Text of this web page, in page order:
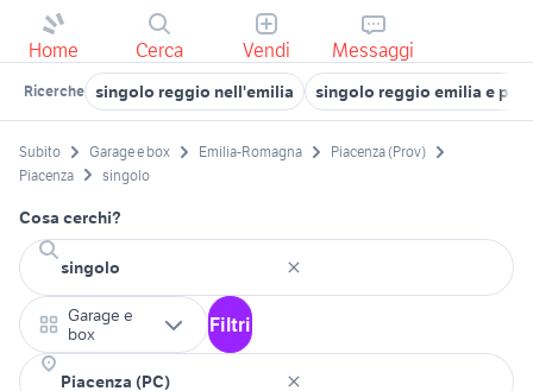
Home Cerca Vendi Messaggi
Ricerche singolo reggio nell'emilia singolo reggio emilia e
Subito Garage e box Emilia-Romagna
Piacenza (Prov)
Piacenza
singolo
Cosa cerchi?
Garage e
box
Filtri